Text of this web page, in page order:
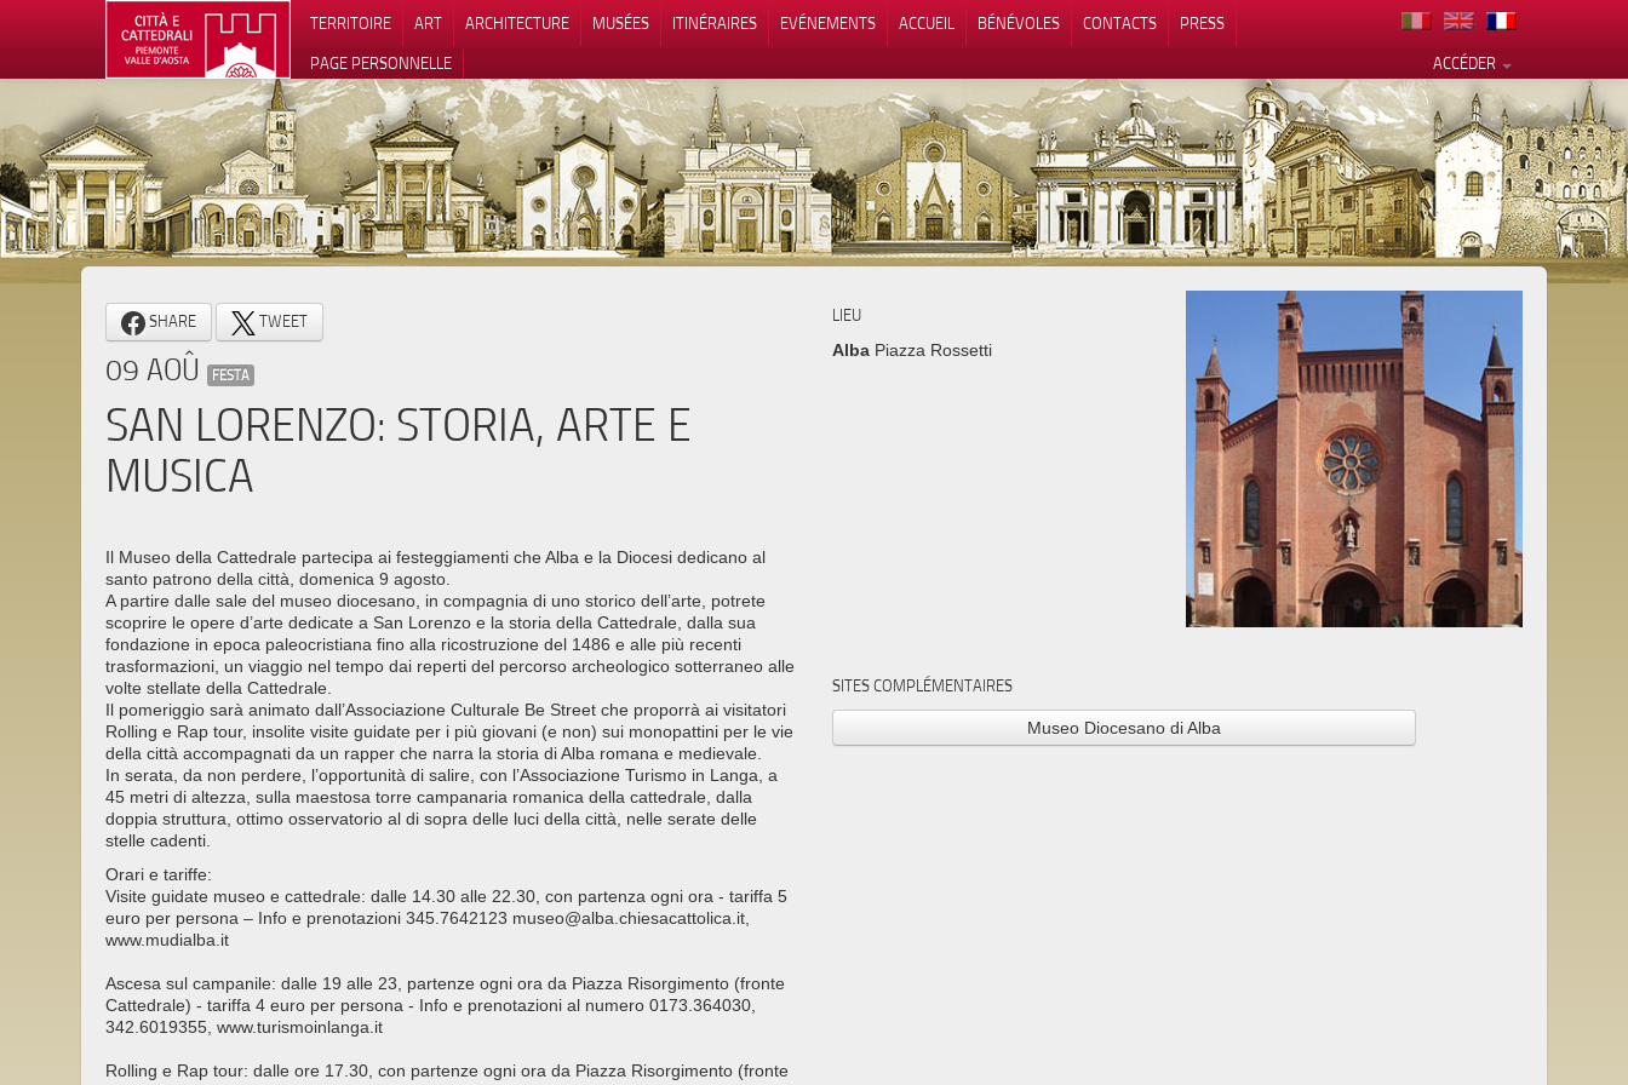
TERRITOIRE ART ARCHITECTURE MUSÉES ITINÉRAIRES EVÉNEMENTS ACCUEIL BÉNÉVOLES CONTACTS
PRESS
ACCÉDER
PAGE PERSONNELLE
SHARE TWEET
09 AOÛ FESTA
SAN LORENZO: STORIA, ARTE E
MUSICA
Il Museo della Cattedrale partecipa ai festeggiamenti che Alba e la Diocesi dedicano al
santo patrono della città, domenica 9 agosto.
A partire dalle sale del museo diocesano, in compagnia di uno storico dell’arte, potrete
scoprire le opere d’arte dedicate a San Lorenzo e la storia della Cattedrale, dalla sua
fondazione in epoca paleocristiana fino alla ricostruzione del 1486 e alle più recenti
trasformazioni, un viaggio nel tempo dai reperti del percorso archeologico sotterraneo alle
volte stellate della Cattedrale.
Il pomeriggio sarà animato dall’Associazione Culturale Be Street che proporrà ai visitatori
Rolling e Rap tour, insolite visite guidate per i più giovani (e non) sui monopattini per le vie
della città accompagnati da un rapper che narra la storia di Alba romana e medievale.
In serata, da non perdere, l’opportunità di salire, con l’Associazione Turismo in Langa, a
45 metri di altezza, sulla maestosa torre campanaria romanica della cattedrale, dalla
doppia struttura, ottimo osservatorio al di sopra delle luci della città, nelle serate delle
stelle cadenti.
Orari e tariffe:
Visite guidate museo e cattedrale: dalle 14.30 alle 22.30, con partenza ogni ora - tariffa 5
euro per persona – Info e prenotazioni 345.7642123 museo@alba.chiesacattolica.it,
www.mudialba.it
Ascesa sul campanile: dalle 19 alle 23, partenze ogni ora da Piazza Risorgimento (fronte
Cattedrale) - tariffa 4 euro per persona - Info e prenotazioni al numero 0173.364030,
342.6019355, www.turismoinlanga.it
Rolling e Rap tour: dalle ore 17.30, con partenze ogni ora da Piazza Risorgimento (fronte
LIEU
AlbaPiazza Rossetti
SITES COMPLÉMENTAIRES
Museo Diocesano di Alba
Vos choix en matière de confidentialité